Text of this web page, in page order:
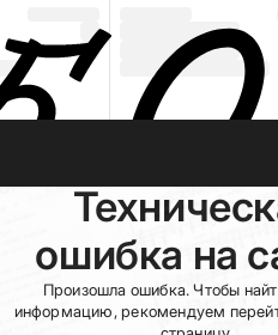
ошибка на
Произошла ошибка. Чтобы
информацию, рекомендуем